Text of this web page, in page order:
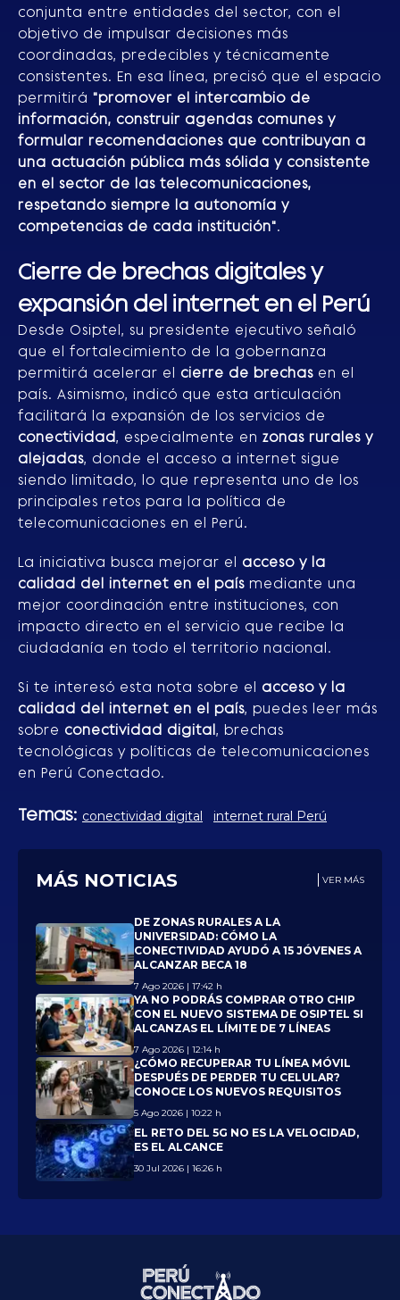
MÁS NOTICIAS VER MÁS
DE ZONAS RURALES A LA
UNIVERSIDAD: CÓMO LA
CONECTIVIDAD AYUDÓ A 15 JÓVENES A
ALCANZAR BECA 18
7 Ago 2026 | 17:42 h
YA NO PODRÁS COMPRAR OTRO CHIP
CON EL NUEVO SISTEMA DE OSIPTEL SI
ALCANZAS EL LÍMITE DE 7 LÍNEAS
7 Ago 2026 | 12:14 h
¿CÓMO RECUPERAR TU LÍNEA MÓVIL
DESPUÉS DE PERDER TU CELULAR?
CONOCE LOS NUEVOS REQUISITOS
5 Ago 2026 | 10:22 h
EL RETO DEL 5G NO ES LA VELOCIDAD,
ES EL ALCANCE
30 Jul 2026 | 16:26 h
conjunta entre entidades del sector, con el
objetivo de impulsar decisiones más
coordinadas, predecibles y técnicamente
consistentes. En esa línea, precisó que el espacio
permitirá "promover el intercambio de
información, construir agendas comunes y
formular recomendaciones que contribuyan a
una actuación pública más sólida y consistente
en el sector de las telecomunicaciones,
respetando siempre la autonomía y
competencias de cada institución".
Cierre de brechas digitales y
expansión del internet en el Perú
Desde Osiptel, su presidente ejecutivo señaló
que el fortalecimiento de la gobernanza
permitirá acelerar el cierre de brechas en el
país. Asimismo, indicó que esta articulación
facilitará la expansión de los servicios de
conectividad, especialmente en zonas rurales y
alejadas, donde el acceso a internet sigue
siendo limitado, lo que representa uno de los
principales retos para la política de
telecomunicaciones en el Perú.
La iniciativa busca mejorar el acceso y la
calidad del internet en el país mediante una
mejor coordinación entre instituciones, con
impacto directo en el servicio que recibe la
ciudadanía en todo el territorio nacional.
Si te interesó esta nota sobre el acceso y la
calidad del internet en el país, puedes leer más
sobre conectividad digital, brechas
tecnológicas y políticas de telecomunicaciones
en Perú Conectado.
Temas: conectividad digital internet rural Perú